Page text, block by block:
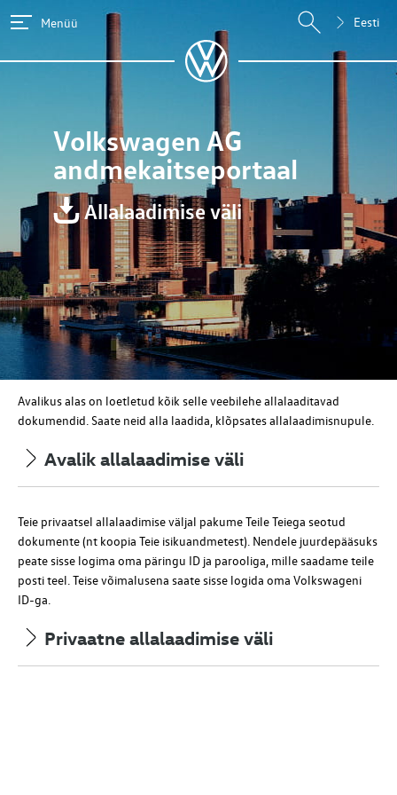
Menüü Eesti
Volkswagen AG
andmekaitseportaal
Allalaadimise väli
Avalikus alas on loetletud kõik selle veebilehe allalaaditavad
dokumendid. Saate neid alla laadida, klõpsates allalaadimisnupule.
Avalik allalaadimise väli
Teie privaatsel allalaadimise väljal pakume Teile Teiega seotud
dokumente (nt koopia Teie isikuandmetest). Nendele juurdepääsuks
peate sisse logima oma päringu ID ja parooliga, mille saadame teile
posti teel. Teise võimalusena saate sisse logida oma Volkswageni
ID-ga.
Privaatne allalaadimise väli